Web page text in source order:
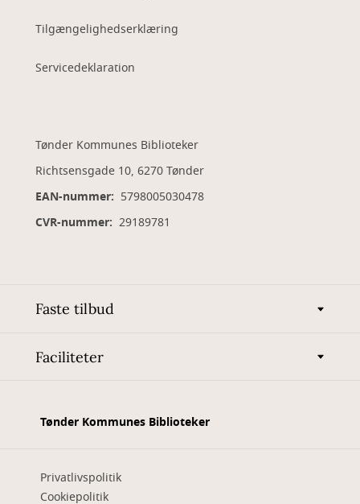
Tilgængelighedserklæring
Servicedeklaration
Tønder Kommunes Biblioteker
Richtsensgade 10, 6270 Tønder
EAN-nummer: 5798005030478
CVR-nummer: 29189781
Faste tilbud
Faciliteter
Tønder Kommunes Biblioteker
Privatlivspolitik
Cookiepolitik